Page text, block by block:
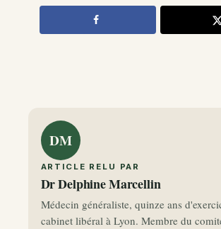
DM
ARTICLE RELU PAR
Dr Delphine Marcellin
Médecin généraliste, quinze ans
cabinet libéral à Lyon. Membre du